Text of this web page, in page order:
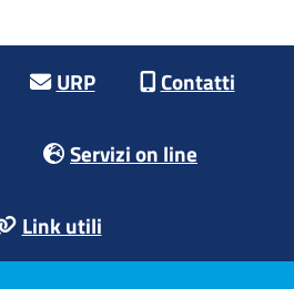
URP Contatti
Servizi on line
Link utili